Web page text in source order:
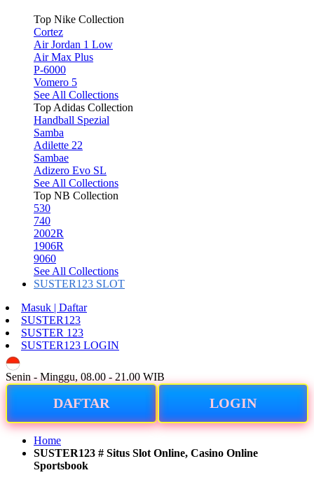
Top Nike Collection
Cortez
Air Jordan 1 Low
Air Max Plus
P-6000
Vomero 5
See All Collections
Top Adidas Collection
Handball Spezial
Samba
Adilette 22
Sambae
Adizero Evo SL
See All Collections
Top NB Collection
530
740
2002R
1906R
9060
See All Collections
SUSTER123 SLOT
Masuk | Daftar
SUSTER123
SUSTER 123
SUSTER123 LOGIN
Senin - Minggu, 08.00 - 21.00 WIB
DAFTAR LOGIN
Home
SUSTER123 # Situs Slot Online, Casino Online
Sportsbook